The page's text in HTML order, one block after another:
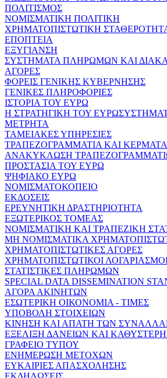
ΠΟΛΙΤΙΣΜΟΣ
ΝΟΜΙΣΜΑΤΙΚΗ ΠΟΛΙΤΙΚΗ
ΧΡΗΜΑΤΟΠΙΣΤΩΤΙΚΗ
ΕΠΟΠΤΕΙΑ
ΕΞΥΓΙΑΝΣΗ
ΣΥΣΤΗΜΑΤΑ ΠΛΗΡΩΜΩΝ ΚΑΙ
ΑΓΟΡΕΣ
ΦΟΡΕΙΣ ΓΕΝΙΚΗΣ ΚΥΒΕΡΝΗΣΗΣ
ΓΕΝΙΚΕΣ ΠΛΗΡΟΦΟΡΙΕΣ
ΙΣΤΟΡΙΑ ΤΟΥ ΕΥΡΩ
Η ΣΤΡΑΤΗΓΙΚΗ ΤΟΥ
ΜΕΤΡΗΤΑ
ΤΑΜΕΙΑΚΕΣ ΥΠΗΡΕΣΙΕΣ
ΤΡΑΠΕΖΟΓΡΑΜΜΑΤΙΑ ΚΑΙ ΚΕΡΜΑΤΑ
ΑΝΑΚΥΚΛΩΣΗ
ΠΡΟΣΤΑΣΙΑ ΤΟΥ ΕΥΡΩ
ΨΗΦΙΑΚΟ ΕΥΡΩ
ΝΟΜΙΣΜΑΤΟΚΟΠΕΙΟ
ΕΚΔΟΣΕΙΣ
ΕΡΕΥΝΗΤΙΚΗ ΔΡΑΣΤΗΡΙΟΤΗΤΑ
ΕΞΩΤΕΡΙΚΟΣ ΤΟΜΕΑΣ
ΝΟΜΙΣΜΑΤΙΚΗ ΚΑΙ ΤΡΑΠΕΖΙΚΗ
ΜΗ ΝΟΜΙΣΜΑΤΙΚΑ
ΧΡΗΜΑΤΟΠΙΣΤΩΤΙΚΕΣ ΑΓΟΡΕΣ
ΧΡΗΜΑΤΟΠΙΣΤΩΤΙΚΟΙ
ΣΤΑΤΙΣΤΙΚΕΣ ΠΛΗΡΩΜΩΝ
SPECIAL DATA DISSEMINATION
ΑΓΟΡΑ ΑΚΙΝΗΤΩΝ
ΕΣΩΤΕΡΙΚΗ ΟΙΚΟΝΟΜΙΑ - ΤΙΜΕΣ
ΥΠΟΒΟΛΗ ΣΤΟΙΧΕΙΩΝ
ΚΙΝΗΣΗ ΚΑΙ ΑΠΑΤΗ ΤΩΝ
ΕΞΕΛΙΞΗ ΔΑΝΕΙΩΝ ΚΑΙ
ΓΡΑΦΕΙΟ ΤΥΠΟΥ
ΕΝΗΜΕΡΩΣΗ ΜΕΤΟΧΩΝ
ΕΥΚΑΙΡΙΕΣ ΑΠΑΣΧΟΛΗΣΗΣ
ΕΚΔΗΛΩΣΕΙΣ